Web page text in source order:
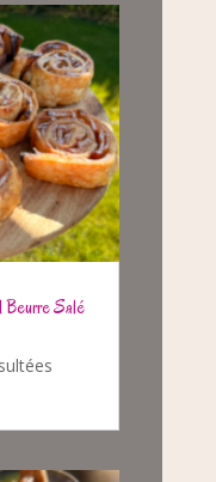
Beurre Salé